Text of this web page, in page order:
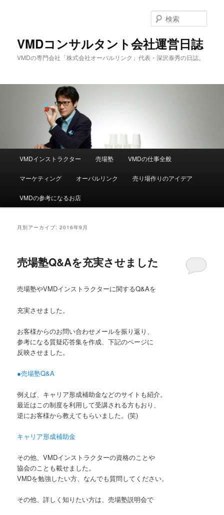
VMDコンサルタント会社運営日誌
VMDの専門会社「株式会社オーバルリンク」代表・深沢泰秀の日誌。
索
ュ
VMDインストラクター 売場塾 VMDの仕事全般
マーケティング オーバルリンク 売り場作りのアイデア
VMDの参考になるお店
月別アーカイブ:2016年9月
売場塾Q&Aを充実させました
売場塾やVMDインストラクターに関するQ&Aを
充実させました。
お客様からのお問い合わせメールを振り返り、
参考になる質疑応答集を作成、下記のページに
反映させました。
●売場塾Q&A
例えば、キャリア形成補助金などのサイトも紹介。
最近はこの制度を利用して受講される方もおり、
逆にお客様から教えてもらいました。(笑)
キャリア形成補助金
その他、VMDインストラクターの資格のことや
協会のことも載せました。
VMDを勉強したい方、なんでも質問してください。
その他、詳しく知りたい方は、売場塾説明会で